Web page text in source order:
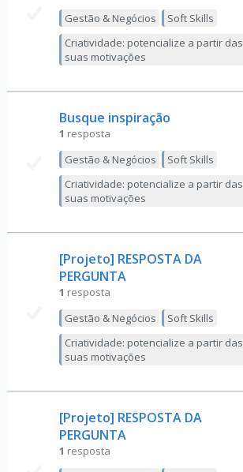
Gestão & Negócios
Soft Skills
Criatividade: potencialize a partir das
suas motivações
Busque inspiração
1 resposta
Gestão & Negócios
Soft Skills
Criatividade: potencialize a partir das
suas motivações
[Projeto] RESPOSTA DA
PERGUNTA
1 resposta
Gestão & Negócios
Soft Skills
Criatividade: potencialize a partir das
suas motivações
[Projeto] RESPOSTA DA
PERGUNTA
1 resposta